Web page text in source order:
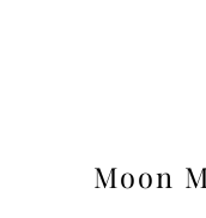
Moon